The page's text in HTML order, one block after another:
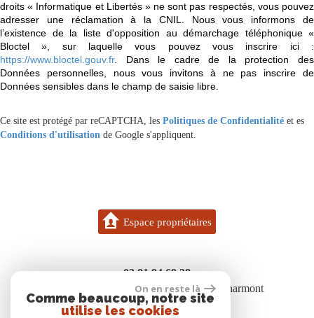
droits « Informatique et Libertés » ne sont pas respectés, vous pouvez
adresser une réclamation à la CNIL. Nous vous informons de
l’existence de la liste d'opposition au démarchage téléphonique «
Bloctel », sur laquelle vous pouvez vous inscrire ici :
https://www.bloctel.gouv.fr. Dans le cadre de la protection des
Données personnelles, nous vous invitons à ne pas inscrire de
Données sensibles dans le champ de saisie libre.
Ce site est protégé par reCAPTCHA, les Politiques de Confidentialité et es
Conditions d'utilisation de Google s'appliquent.
Espace propriétaires
03 81 94 69 28
7 bis rue des boisgenets 25600 Vieux-Charmont
contact@gigon.immo
On en reste là
Comme beaucoup, notre site
utilise les cookies